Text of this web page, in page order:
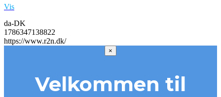
Vis
da-DK
1786347138822
https://www.r2n.dk/
×
Velkommen til